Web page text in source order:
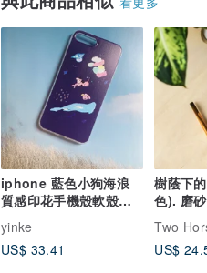
iphone 藍色小狗海浪
質感印花手機殼軟殼訂
yinke
US$ 33.41
樹蔭下
色). 磨
殼)
Two
US$